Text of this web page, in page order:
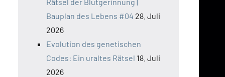
Bauplan des Lebens #04 28. Juli
2026
Evolution des genetischen
Codes: Ein uraltes Rätsel 18. Juli
2026